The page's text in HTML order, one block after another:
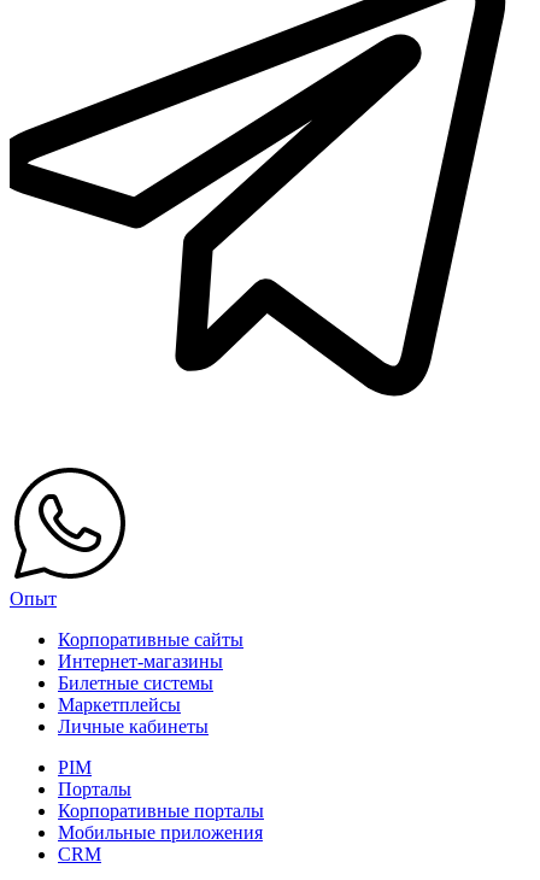
Опыт
Корпоративные сайты
Интернет-магазины
Билетные системы
Маркетплейсы
Личные кабинеты
PIM
Порталы
Корпоративные порталы
Мобильные приложения
CRM